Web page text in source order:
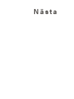
Nästa